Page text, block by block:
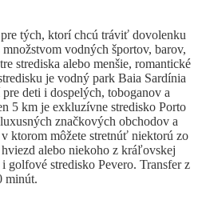
tých, ktorí chcú tráviť dovolenku
vodných športov, barov,
strediska alebo menšie, romantické
je vodný park Baia Sardínia
deti i dospelých, toboganov a
5 km je exkluzívne stredisko Porto
značkových obchodov a
ktorom môžete stretnúť niektorú zo
alebo niekoho z kráľovskej
golfové stredisko Pevero. Transfer z
minút.